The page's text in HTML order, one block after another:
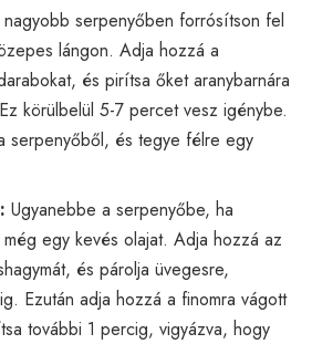
nagyobb serpenyőben forrósítson fel
lángon. Adja hozzá a
és pirítsa őket aranybarnára
körülbelül 5-7 percet vesz igénybe.
serpenyőből, és tegye félre egy
Ugyanebbe a serpenyőbe, ha
egy kevés olajat. Adja hozzá az
és párolja üvegesre,
Ezután adja hozzá a finomra vágott
további 1 percig, vigyázva, hogy